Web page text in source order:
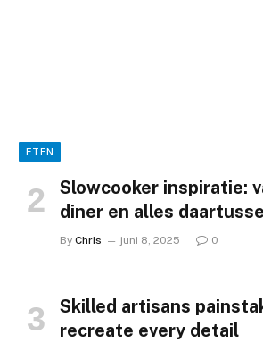
ETEN
Slowcooker inspiratie:
diner en alles
By Chris juni 8, 2025 0
Skilled artisans
recreate every detail